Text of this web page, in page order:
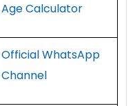
Age Calculator
Official WhatsApp
Channel